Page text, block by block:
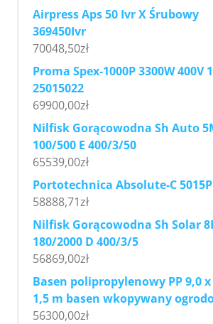
Airpress Aps 50 Ivr X Śrubowy
369450Ivr
70048,50zł
Proma Spex-1000P 3300W 400V
25015022
69900,00zł
Nilfisk Gorącowodna Sh Auto
100/500 E 400/3/50
65539,00zł
Portotechnica Absolute-C
58888,71zł
Nilfisk Gorącowodna Sh Solar
180/2000 D 400/3/5
56869,00zł
Basen polipropylenowy PP 9,0 x
1,5 m basen wkopywany
56300,00zł